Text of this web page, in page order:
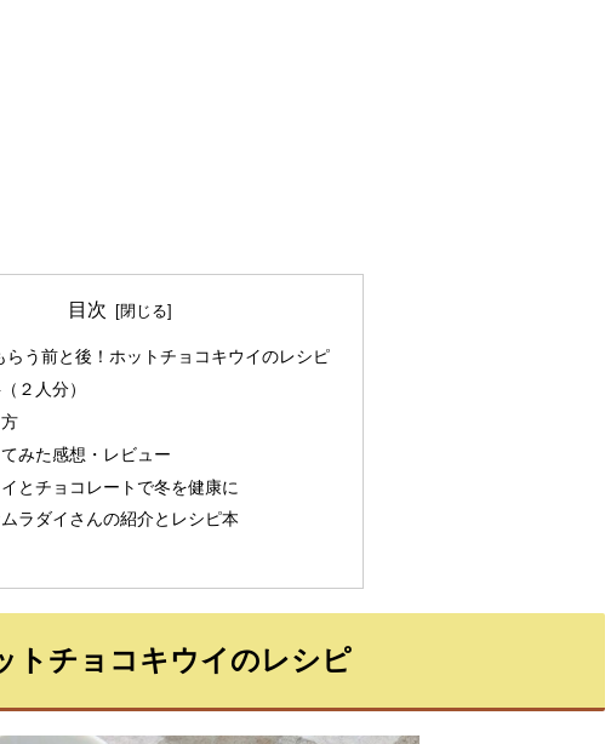
目次
らう前と後！ホットチョコキウイのレシピ
２人分）
みた感想・レビュー
とチョコレートで冬を健康に
ラダイさんの紹介とレシピ本
トチョコキウイのレシピ